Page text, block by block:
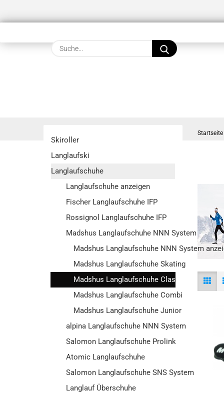
Suche...
Startseite
Skiroller
Langlaufski
Langlaufschuhe
Langlaufschuhe anzeigen
Fischer Langlaufschuhe IFP
Rossignol Langlaufschuhe IFP
Madshus Langlaufschuhe NNN System
Madshus Langlaufschuhe NNN System
Madshus Langlaufschuhe Skating
Madshus Langlaufschuhe Classic
Madshus Langlaufschuhe Combi
Madshus Langlaufschuhe Junior
alpina Langlaufschuhe NNN System
Salomon Langlaufschuhe Prolink
Atomic Langlaufschuhe
Salomon Langlaufschuhe SNS System
Langlauf Überschuhe